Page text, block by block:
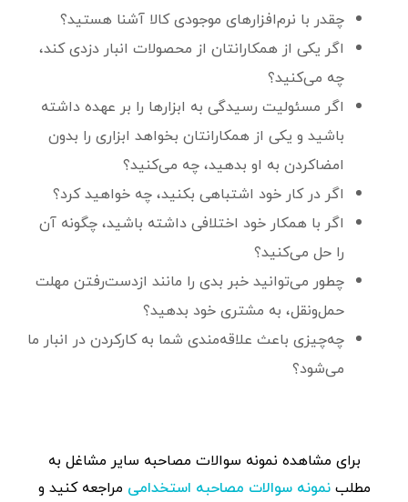
چقدر با نرم‌افزارهای موجودی کالا آشنا هستید؟
اگر یکی از همکارانتان از محصولات انبار دزدی کند،
چه می‌کنید؟
اگر مسئولیت رسیدگی به ابزارها را بر عهده داشته
باشید و یکی از همکارانتان بخواهد ابزاری را بدون
امضاکردن به او بدهید، چه می‌کنید؟
اگر در کار خود اشتباهی بکنید، چه خواهید کرد؟
اگر با همکار خود اختلافی داشته باشید، چگونه آن
را حل می‌کنید؟
چطور می‌توانید خبر بدی را مانند ازدست‌رفتن مهلت
حمل‌ونقل، به‌ مشتری خود بدهید؟
چه‌چیزی باعث علاقه‌مندی شما به کارکردن در انبار ما
می‌شود؟
برای مشاهده‌ نمونه سوالات مصاحبه سایر مشاغل به
مطلبنمونه سوالات مصاحبه استخدامی مراجعه کنید و